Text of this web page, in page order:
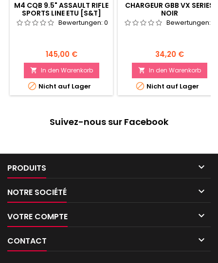
M4 CQB 9.5" ASSAULT RIFLE
SPORTS LINE ETU [S&T]
Bewertungen: 0
Preis
145,00 €
 In den Warenkorb
 Nicht auf Lager
CHARGEUR GBB VX SERIES
NOIR
Bewertungen:
Preis
34,20 €
 In den Warenkorb
 Nicht auf Lager
Suivez-nous sur Facebook
PRODUITS 
NOTRE SOCIÉTÉ 
VOTRE COMPTE 
CONTACT 